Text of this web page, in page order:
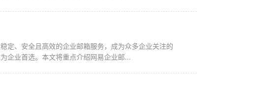
定、安全且高效的企业邮箱服务，成为众多企业关注的
企业首选。本文将重点介绍网易企业邮...